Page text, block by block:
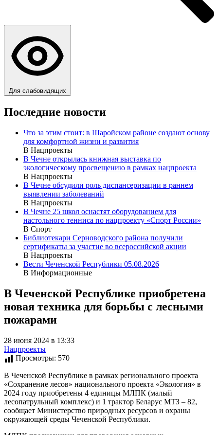
Для слабовидящих
Последние новости
Что за этим стоит: в Шаройском районе создают основу
для комфортной жизни и развития
В Нацпроекты
В Чечне открылась книжная выставка по
экологическому просвещению в рамках нацпроекта
В Нацпроекты
В Чечне обсудили роль диспансеризации в раннем
выявлении заболеваний
В Нацпроекты
В Чечне 25 школ оснастят оборудованием для
настольного тенниса по нацпроекту «Спорт России»
В Спорт
Библиотекари Серноводского района получили
сертификаты за участие во всероссийской акции
В Нацпроекты
Вести Чеченской Республики 05.08.2026
В Информационные
В Чеченской Республике приобретена
новая техника для борьбы с лесными
пожарами
28 июня 2024 в 13:33
Нацпроекты
Просмотры: 570
В Чеченской Республике в рамках регионального проекта
«Сохранение лесов» национального проекта «Экология» в
2024 году приобретены 4 единицы МЛПК (малый
лесопатрульный комплекс) и 1 трактор Беларус МТЗ – 82,
сообщает Министерство природных ресурсов и охраны
окружающей среды Чеченской Республики.